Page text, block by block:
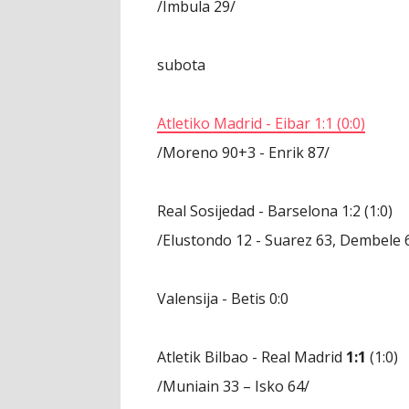
/Imbula 29/
subota
Atletiko Madrid - Eibar 1:1 (0:0)
/Moreno 90+3 - Enrik 87/
Real Sosijedad - Barselona 1:2 (1:0)
/Elustondo 12 - Suarez 63, Dembele
Valensija - Betis 0:0
Atletik Bilbao - Real Madrid 1:1 (1:0)
/Muniain 33 – Isko 64/